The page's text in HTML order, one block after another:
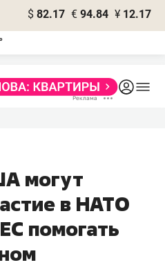
$ 82.17 € 94.84 ¥ 12.17
могут
в НАТО
помогать